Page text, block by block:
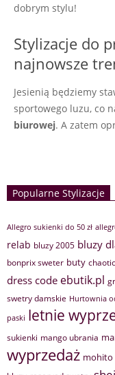
dobrym stylu!
Stylizacje do
najnowsze
Jesienią będziemy
sportowego luzu, co
biurowej. A zatem
Popularne Stylizacje
Allegro sukienki do 50 zł
relab bluzy 2005 bluzy
bonprix sweter buty
dress code ebutik.pl
swetry damskie Hurtownia
paski letnie
sukienki mango ubrania
wyprzedaż mohito